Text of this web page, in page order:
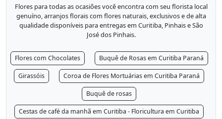
Flores para todas as ocasiões você encontra com seu florista local
genuíno, arranjos florais com flores naturais, exclusivos e de alta
qualidade disponíveis para entregas em Curitiba, Pinhais e São
José dos Pinhais.
Flores com Chocolates Buquê de Rosas em Curitiba Paraná
Girassóis Coroa de Flores Mortuárias em Curitiba Paraná
Buquê de rosas
Cestas de café da manhã em Curitiba - Floricultura em Curitiba